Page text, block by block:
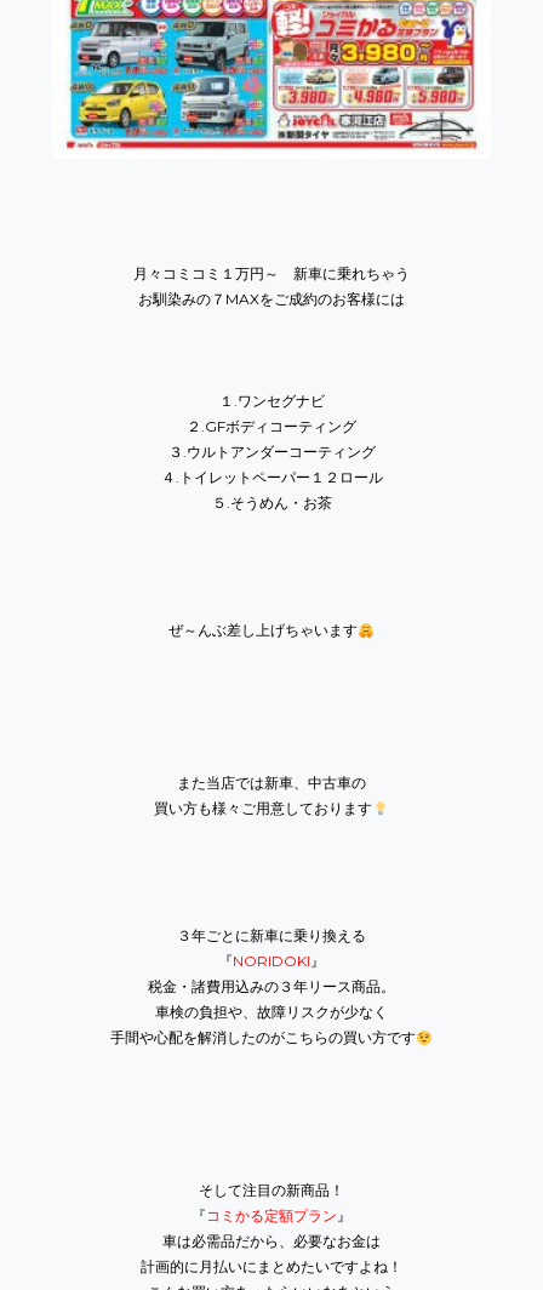
月々コミコミ１万円～ 新車に乗れちゃう
お馴染みの７MAXをご成約のお客様には
１.ワンセグナビ
２.GFボディコーティング
３.ウルトアンダーコーティング
４.トイレットペーパー１２ロール
５.そうめん・お茶
ぜ～んぶ差し上げちゃいます
また当店では新車、中古車の
買い方も様々ご用意しております
３年ごとに新車に乗り換える
『NORIDOKI』
税金・諸費用込みの３年リース商品。
車検の負担や、故障リスクが少なく
手間や心配を解消したのがこちらの買い方です
そして注目の新商品！
『コミかる定額プラン』
車は必需品だから、必要なお金は
計画的に月払いにまとめたいですよね！